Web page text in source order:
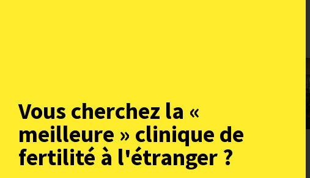
Vous cherchez la «
meilleure » clinique de
fertilité à l'étranger ?